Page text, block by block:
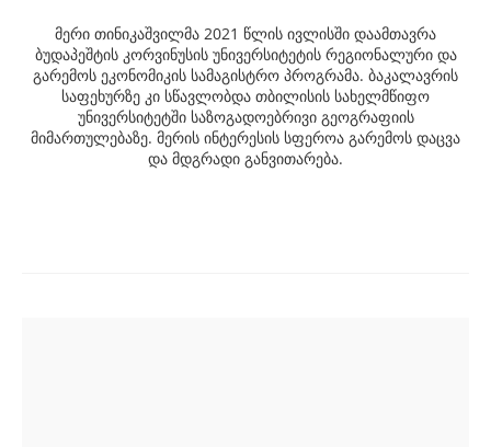
მერი თინიკაშვილმა 2021 წლის ივლისში დაამთავრა
ბუდაპეშტის კორვინუსის უნივერსიტეტის რეგიონალური და
გარემოს ეკონომიკის სამაგისტრო პროგრამა. ბაკალავრის
საფეხურზე კი სწავლობდა თბილისის სახელმწიფო
უნივერსიტეტში საზოგადოებრივი გეოგრაფიის
მიმართულებაზე. მერის ინტერესის სფეროა გარემოს დაცვა
და მდგრადი განვითარება.